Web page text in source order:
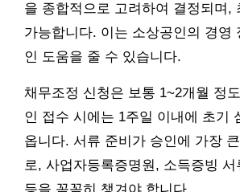
을 종합적으로 고려하여 결정되며,
가능합니다. 이는 소상공인의 경영
인 도움을 줄 수 있습니다.
채무조정 신청은 보통 1~2개월 정
인 접수 시에는 1주일 이내에 초기
옵니다. 서류 준비가 승인에 가장
로, 사업자등록증명원, 소득증빙 서